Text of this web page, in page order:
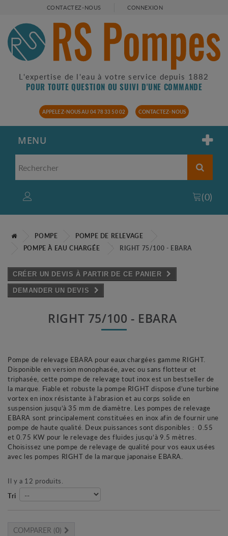
CONTACTEZ-NOUS CONNEXION
L'expertise de l'eau à votre service depuis 1882
POUR TOUTE QUESTION OU SUIVI D'UNE COMMANDE
APPELEZ-NOUS AU 04 78 33 50 02 CONTACTEZ-NOUS
MENU
(0)
POMPE
POMPE DE RELEVAGE
POMPE À EAU CHARGÉE
RIGHT 75/100 - EBARA
CRÉER UN DEVIS À PARTIR DE CE PANIER
DEMANDER UN DEVIS
RIGHT 75/100 - EBARA
Pompe de relevage EBARA pour eaux chargées gamme RIGHT.
Disponible en version monophasée, avec ou sans flotteur et
triphasée, cette pompe de relevage tout inox est un bestseller de
la marque. Fiable et robuste la pompe RIGHT dispose d’une turbine
vortex en inox résistante à l’abrasion et au corps solide en
suspension jusqu’à 35 mm de diamètre. Les pompes de relevage
EBARA sont principalement constituées en inox afin de fournir une
pompe de haute qualité. Deux puissances sont disponibles : 0.55
et 0.75 KW pour le relevage des fluides jusqu’à 9.5 mètres.
Choisissez une pompe de relevage de qualité pour vos eaux usées
avec les pompes RIGHT de la marque japonaise EBARA.
Il y a 12 produits.
Tri
COMPARER (0)